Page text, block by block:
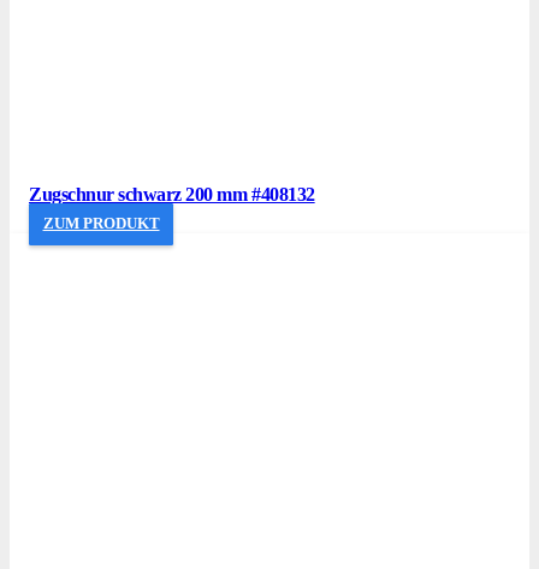
Zugschnur schwarz 200 mm #408132
ZUM PRODUKT